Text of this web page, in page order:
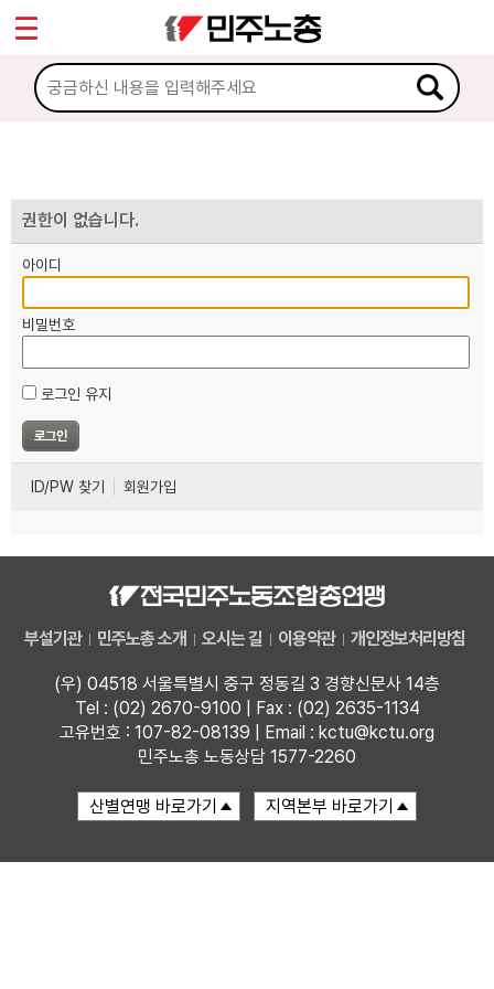
권한이 없습니다.
아이디
비밀번호
로그인 유지
ID/PW 찾기 회원가입
부설기관 민주노총 소개 오시는 길 이용약관 개인정보처리방침
(우) 04518 서울특별시 중구 정동길 3 경향신문사 14층
Tel : (02) 2670-9100 | Fax : (02) 2635-1134
고유번호 : 107-82-08139 | Email : kctu@kctu.org
민주노총 노동상담 1577-2260
마이페이지
소개
노동상담
자료
부설기관
업무